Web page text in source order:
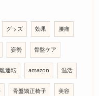
グッズ 効果 腰痛
姿勢 骨盤ケア
運転 amazon 温活
骨盤矯正椅子 美容